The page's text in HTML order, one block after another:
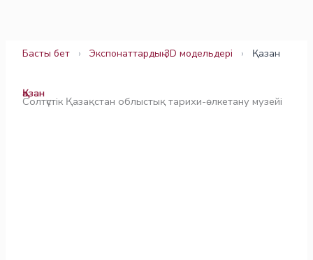
Басты бет › Экспонаттардың 3D модельдері › Қазан
Қазан
Солтүстік Қазақстан облыстық тарихи-өлкетану музейі